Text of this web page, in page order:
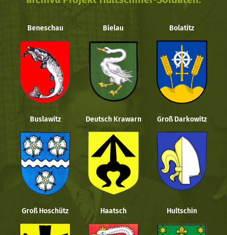
Beneschau Bielau Bolatitz
Buslawitz Deutsch Krawarn Groß Darkowitz
Groß Hoschütz Haatsch Hultschin